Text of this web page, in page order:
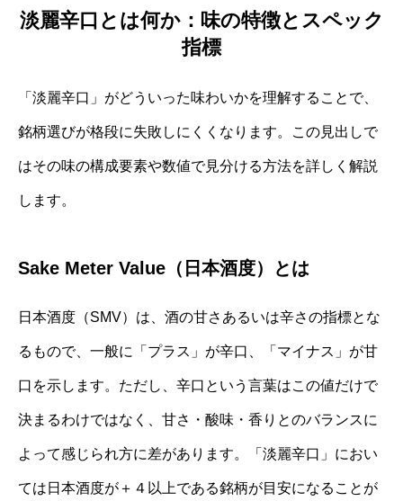
淡麗辛口とは何か：味の特徴とスペック
指標
「淡麗辛口」がどういった味わいかを理解することで、
銘柄選びが格段に失敗しにくくなります。この見出しで
はその味の構成要素や数値で見分ける方法を詳しく解説
します。
Sake Meter Value（日本酒度）とは
日本酒度（SMV）は、酒の甘さあるいは辛さの指標とな
るもので、一般に「プラス」が辛口、「マイナス」が甘
口を示します。ただし、辛口という言葉はこの値だけで
決まるわけではなく、甘さ・酸味・香りとのバランスに
よって感じられ方に差があります。「淡麗辛口」におい
ては日本酒度が＋４以上である銘柄が目安になることが